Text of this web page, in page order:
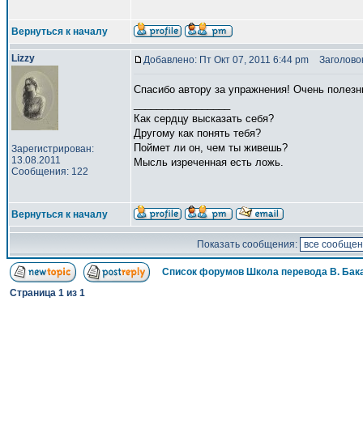
Вернуться к началу
Lizzy
Зарегистрирован:
13.08.2011
Сообщения: 122
Добавлено: Пт Окт 07, 2011 6:44 pm
Спасибо автору за упражнения! Очень
Как сердцу высказать себя?
Другому как понять тебя?
Поймет ли он, чем ты живешь?
Мысль изреченная есть ложь.
Вернуться к началу
Показать сообщения:
Список форумов Школа перевода В.
Страница 1 из 1